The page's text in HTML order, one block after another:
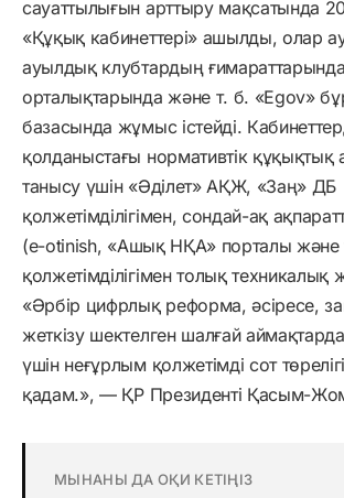
сауаттылығын арттыру мақсатында
«Құқық кабинеттері» ашылды, олар
ауылдық клубтардың
орталықтарында және т. б. «Egov»
базасында жұмыс істейді.
қолданыстағы нормативтік құқықтық
танысу үшін «Әділет» АҚЖ, «Заң» ДБ
қолжетімділігімен, сондай-ақ
(e-otinish, «Ашық НҚА» порталы және
қолжетімділігімен толық техникалық
«Әрбір цифрлық реформа, әсіресе,
жеткізу шектелген шалғай
үшін неғұрлым қолжетімді сот
қадам.», — ҚР Президенті Қасым-
МЫНАНЫ ДА ОҚИ КЕТІҢІЗ